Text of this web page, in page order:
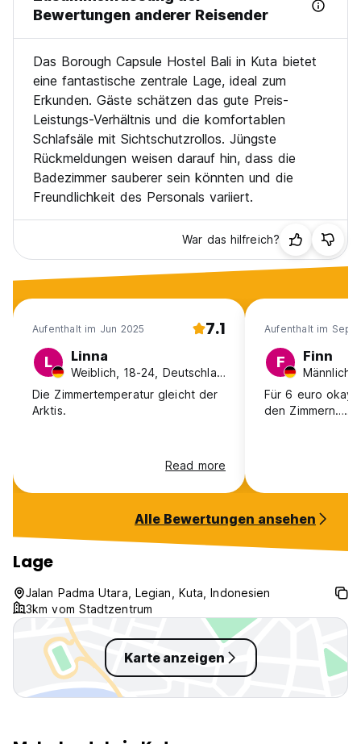
Bewertungen anderer Reisender
Das Borough Capsule Hostel Bali in Kuta bietet
eine fantastische zentrale Lage, ideal zum
Erkunden. Gäste schätzen das gute Preis-
Leistungs-Verhältnis und die komfortablen
Schlafsäle mit Sichtschutzrollos. Jüngste
Rückmeldungen weisen darauf hin, dass die
Badezimmer sauberer sein könnten und die
Freundlichkeit des Personals variiert.
War das hilfreich?
Aufenthalt im Jun 2025 7.1
L Linna
Weiblich, 18-24, Deutschland
Die Zimmertemperatur gleicht der
Arktis.
Read more
Aufenthalt im Sep
F Finn
Für 6 euro okay
den Zimmern…….
Alle Bewertungen ansehen
Lage
Jalan Padma Utara, Legian, Kuta, Indonesien
3km vom Stadtzentrum
Karte anzeigen